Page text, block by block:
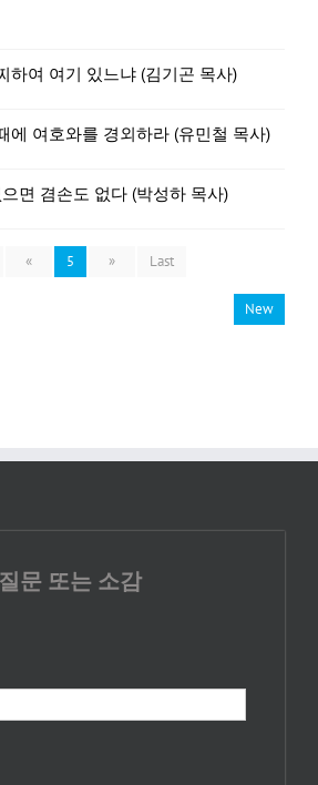
하여 여기 있느냐 (김기곤 목사)
에 여호와를 경외하라 (유민철 목사)
면 겸손도 없다 (박성하 목사)
« 5 » Last
New
질문 또는 소감